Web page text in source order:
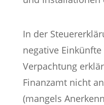
In der
negative
Verpachtung
Finanzamt nicht
(mangels